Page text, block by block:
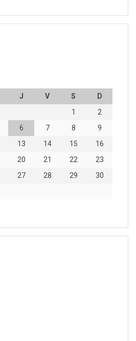
J V S
D
1
2
6 7 8
9
13 14 15
16
20 21 22
23
27 28 29
30